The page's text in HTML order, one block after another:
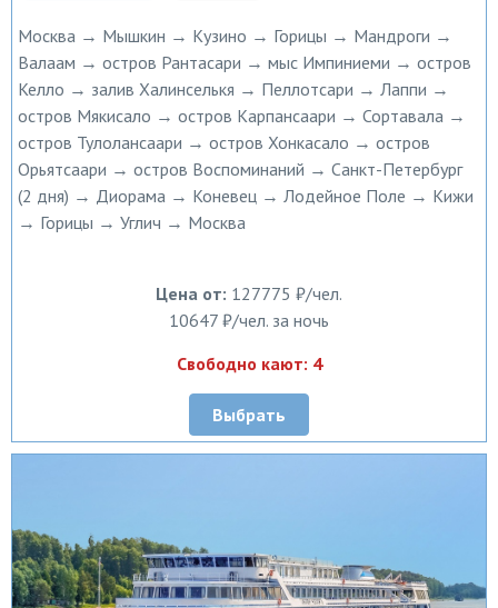
Москва → Мышкин → Кузино → Горицы → Мандроги →
Валаам → остров Рантасари → мыс Импиниеми → остров
Келло → залив Халинселькя → Пеллотсари → Лаппи →
остров Мякисало → остров Карпансаари → Сортавала →
остров Тулолансаари → остров Хонкасало → остров
Орьятсаари → остров Воспоминаний → Санкт-Петербург
(2 дня) → Диорама → Коневец → Лодейное Поле → Кижи
→ Горицы → Углич → Москва
Цена от: 127775 ₽/чел.
10647 ₽/чел. за ночь
Свободно кают: 4
Выбрать